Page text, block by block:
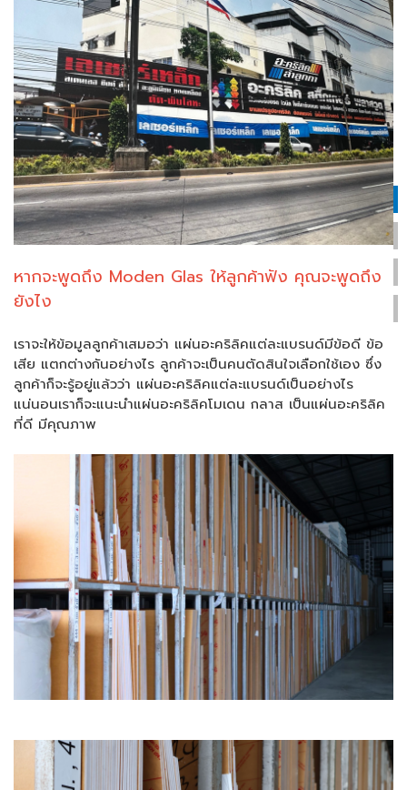
หากจะพูดถึง Moden Glas ให้ลูกค้าฟัง คุณจะพูดถึง
ยังไง
เราจะให้ข้อมูลลูกค้าเสมอว่า แผ่นอะคริลิคแต่ละแบรนด์มีข้อดี ข้อ
เสีย แตกต่างกันอย่างไร ลูกค้าจะเป็นคนตัดสินใจเลือกใช้เอง ซึ่ง
ลูกค้าก็จะรู้อยู่แล้วว่า แผ่นอะคริลิคแต่ละแบรนด์เป็นอย่างไร
แน่นอนเราก็จะแนะนำแผ่นอะคริลิคโมเดน กลาส เป็นแผ่นอะคริลิค
ที่ดี มีคุณภาพ